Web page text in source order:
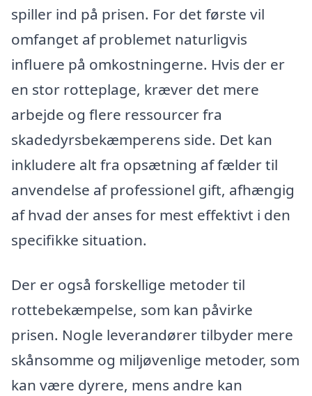
spiller ind på prisen. For det første vil
omfanget af problemet naturligvis
influere på omkostningerne. Hvis der er
en stor rotteplage, kræver det mere
arbejde og flere ressourcer fra
skadedyrsbekæmperens side. Det kan
inkludere alt fra opsætning af fælder til
anvendelse af professionel gift, afhængig
af hvad der anses for mest effektivt i den
specifikke situation.
Der er også forskellige metoder til
rottebekæmpelse, som kan påvirke
prisen. Nogle leverandører tilbyder mere
skånsomme og miljøvenlige metoder, som
kan være dyrere, mens andre kan